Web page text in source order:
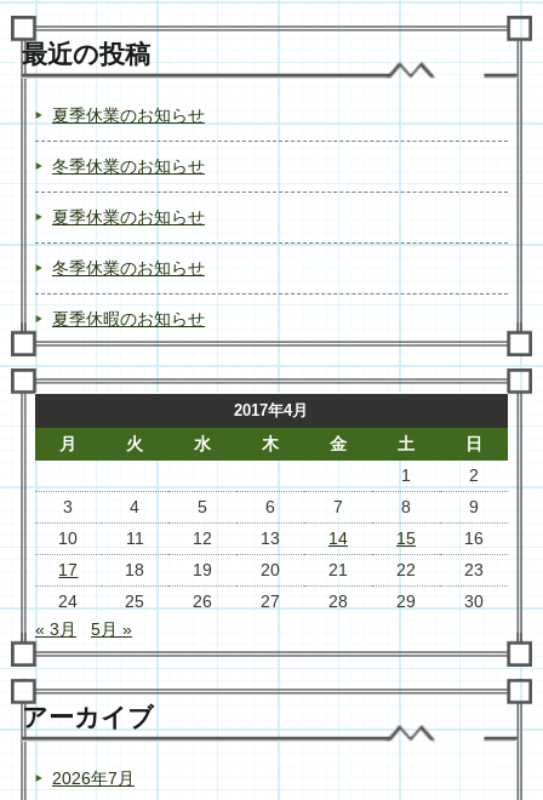
最近の投稿
夏季休業のお知らせ
冬季休業のお知らせ
夏季休業のお知らせ
冬季休業のお知らせ
夏季休暇のお知らせ
2017年4月
月 火 水 木 金 土
日
1
2
3
4 5 6 7 8
9
10
11 12 13 14 15
16
17
18 19 20 21 22
23
24
25 26 27 28 29
30
« 3月
5月 »
アーカイブ
2026年7月